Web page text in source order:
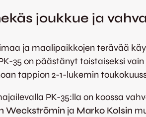
joukkue ja
ja maalipaikkojen terävää
35 on päästänyt toistaiseksi
tappion 2-1-lukemin
PK-35:lla on koossa
Weckströmin ja Marko Kolsin